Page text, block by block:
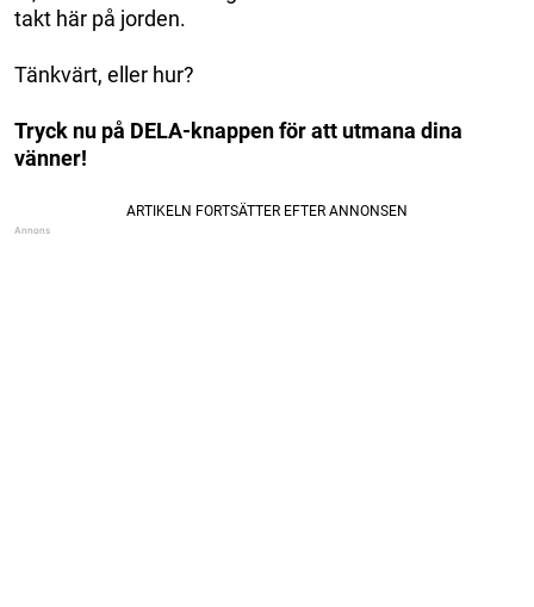
takt här på jorden.
Tänkvärt, eller hur?
Tryck nu på DELA-knappen för att utmana dina
vänner!